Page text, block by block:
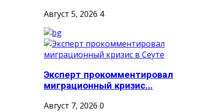
Август 5, 2026 4
Эксперт прокомментировал
миграционный кризис...
Август 7, 2026 0